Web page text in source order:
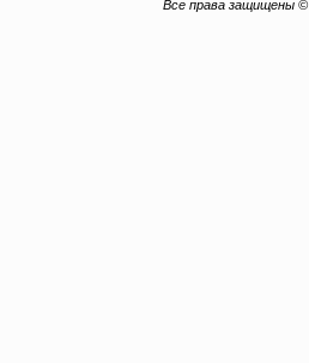
Все права защищены ©